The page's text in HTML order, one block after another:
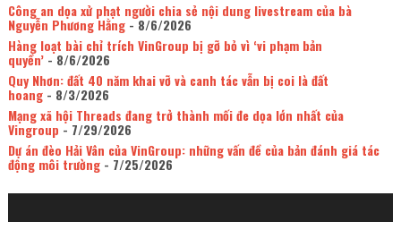
Công an dọa xử phạt người chia sẻ nội dung livestream của bà
Nguyễn Phương Hằng- 8/6/2026
Hàng loạt bài chỉ trích VinGroup bị gỡ bỏ vì ‘vi phạm bản
quyền’- 8/6/2026
Quy Nhơn: đất 40 năm khai vỡ và canh tác vẫn bị coi là đất
hoang- 8/3/2026
Mạng xã hội Threads đang trở thành mối đe dọa lớn nhất của
Vingroup - 7/29/2026
Dự án đèo Hải Vân của VinGroup: những vấn đề của bản đánh giá tác
động môi trường- 7/25/2026